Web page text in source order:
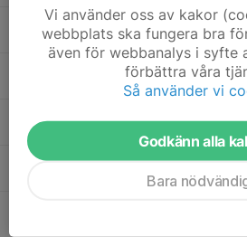
4. Signe Wallgren
19. Stella Hiltunen
28. Tyra Carlsson
Vi använder oss av kakor
webbplats ska fungera bra
även för webbanalys i syfte
förbättra våra
Så använder vi
Godkänn alla
Bara